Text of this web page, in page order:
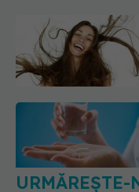
URMĂRITORI